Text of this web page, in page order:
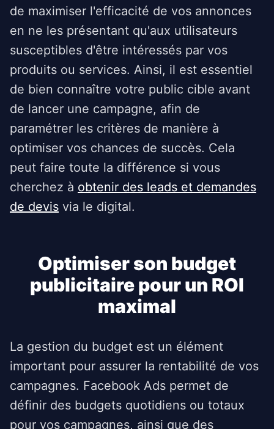
de maximiser l'efficacité de vos annonces
en ne les présentant qu'aux utilisateurs
susceptibles d'être intéressés par vos
produits ou services. Ainsi, il est essentiel
de bien connaître votre public cible avant
de lancer une campagne, afin de
paramétrer les critères de manière à
optimiser vos chances de succès. Cela
peut faire toute la différence si vous
cherchez à obtenir des leads et demandes
de devis via le digital.
Optimiser son budget
publicitaire pour un ROI
maximal
La gestion du budget est un élément
important pour assurer la rentabilité de vos
campagnes. Facebook Ads permet de
définir des budgets quotidiens ou totaux
pour vos campagnes, ainsi que des